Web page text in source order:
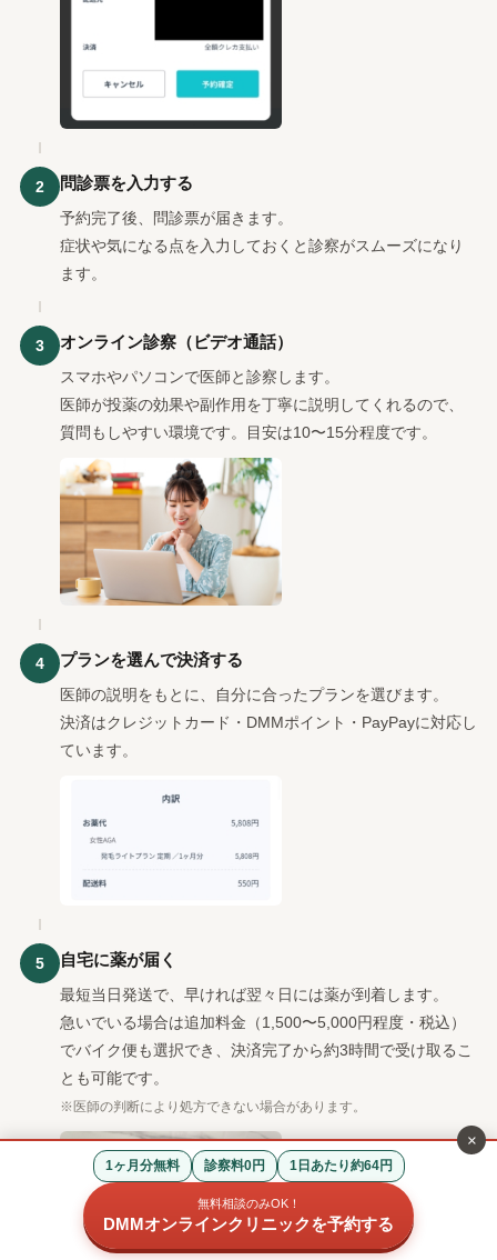
2 問診票を入力する
予約完了後、問診票が届きます。
症状や気になる点を入力しておくと診察がスムーズになり
ます。
3 オンライン診察（ビデオ通話）
スマホやパソコンで医師と診察します。
医師が投薬の効果や副作用を丁寧に説明してくれるので、
質問もしやすい環境です。目安は10〜15分程度です。
4 プランを選んで決済する
医師の説明をもとに、自分に合ったプランを選びます。
決済はクレジットカード・DMMポイント・PayPayに対応し
ています。
5 自宅に薬が届く
最短当日発送で、早ければ翌々日には薬が到着します。
急いでいる場合は追加料金（1,500〜5,000円程度・税込）
でバイク便も選択でき、決済完了から約3時間で受け取るこ
とも可能です。
※医師の判断により処方できない場合があります。
×
1ヶ月分無料 診察料0円 1日あたり約64円
無料相談のみOK！
DMMオンラインクリニックを予約する